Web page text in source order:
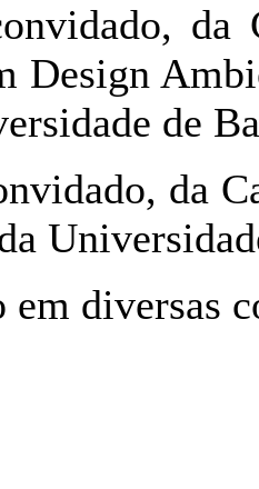
da
Design
de
da
em diversas